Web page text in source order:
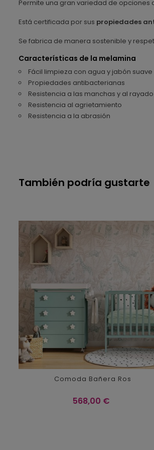
Permite una gran variedad de
Está certificada por sus propiedades
Se fabrica de manera sostenible y
Características de la melamina
Fácil limpieza con agua y jabón suave
Propiedades antibacterianas
Resistencia a las manchas y al rayado
Resistencia al agrietamiento
Resistencia a la abrasión
También podría gustarte
Comoda Bañera Ros
Precio
568,00 €